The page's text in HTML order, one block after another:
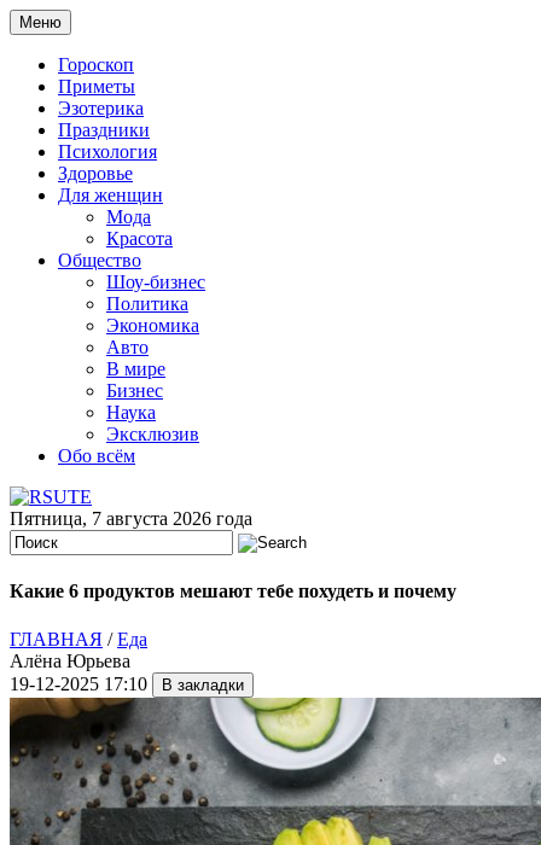
Меню
Гороскоп
Приметы
Эзотерика
Праздники
Психология
Здоровье
Для женщин
Мода
Красота
Общество
Шоу-бизнес
Политика
Экономика
Авто
В мире
Бизнес
Наука
Эксклюзив
Обо всём
Пятница, 7 августа 2026 года
Какие 6 продуктов мешают тебе похудеть и почему
ГЛАВНАЯ /Еда
Алёна Юрьева
19-12-2025 17:10